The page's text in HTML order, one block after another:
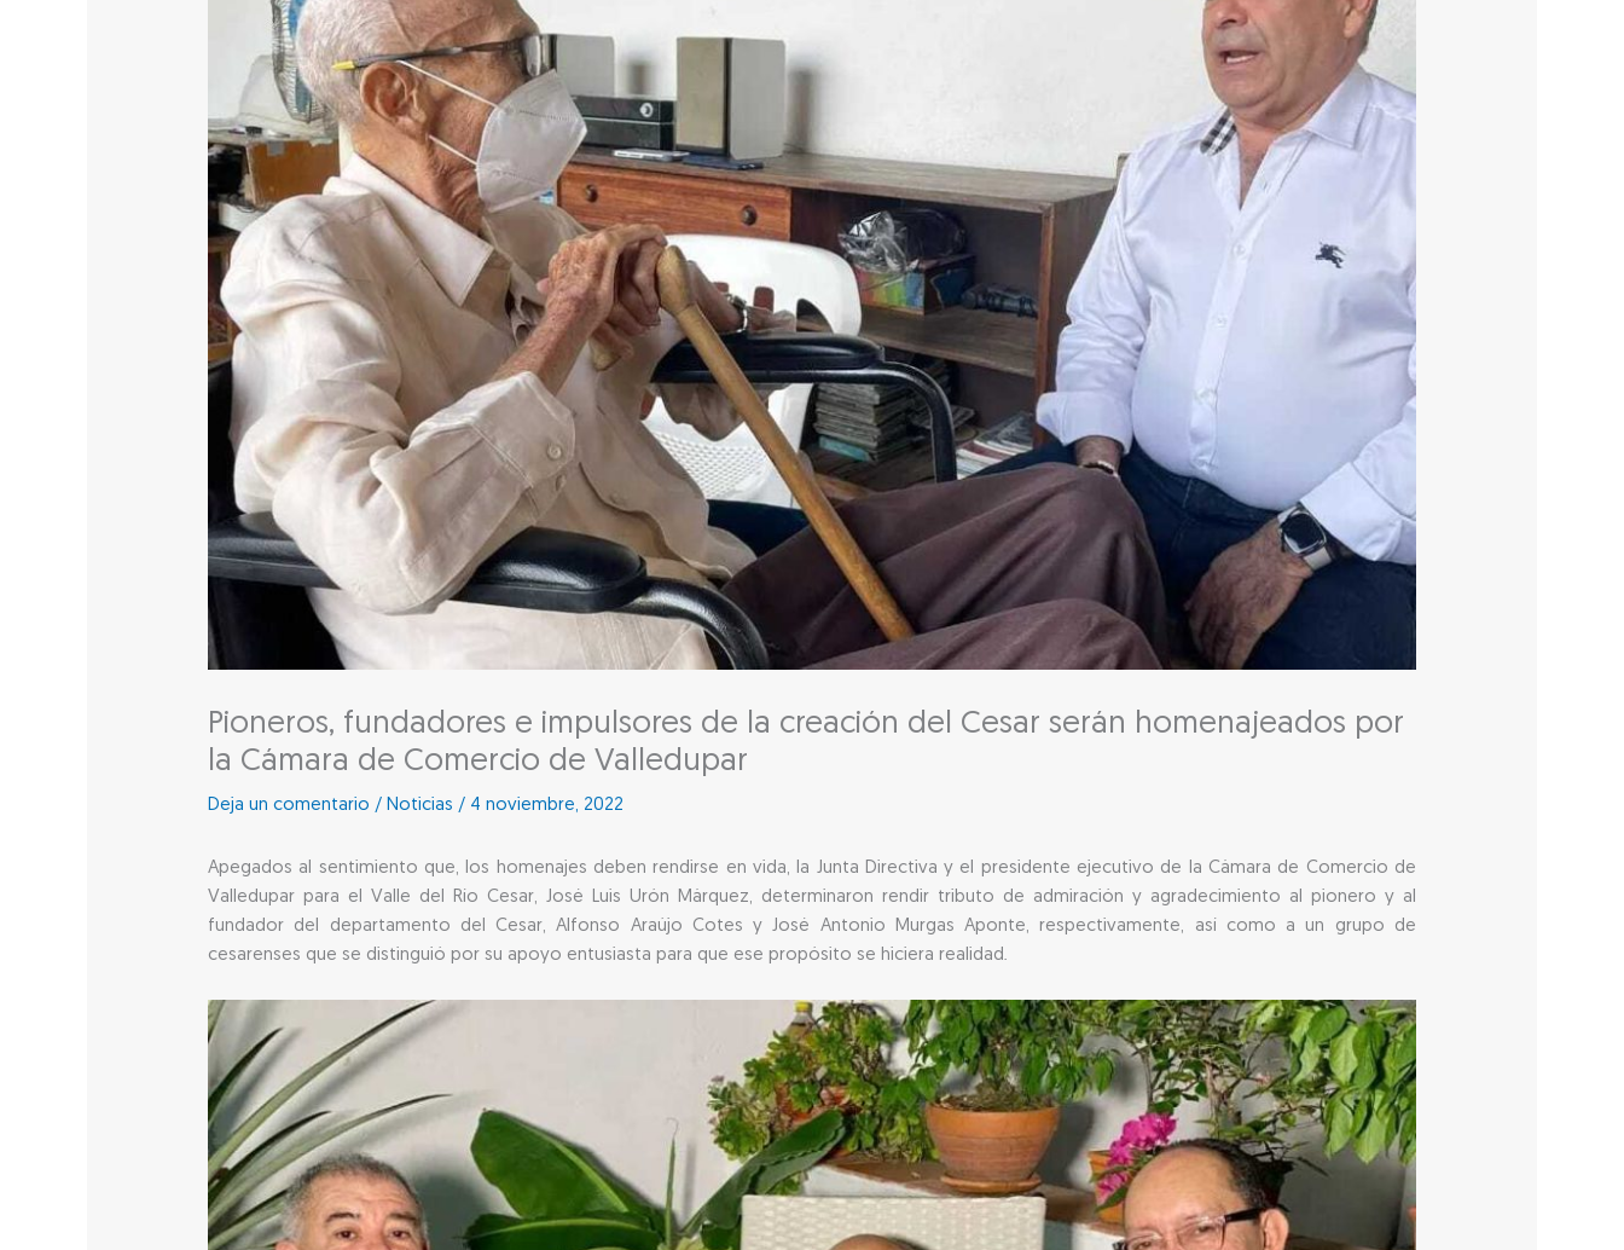
Pioneros, fundadores e impulsores de la creación del Cesar serán homenajeados por
la Cámara de Comercio de Valledupar
Deja un comentario / Noticias / 4 noviembre, 2022
Apegados al sentimiento que, los homenajes deben rendirse en vida, la Junta Directiva y el presidente ejecutivo de la Cámara de Comercio de
Valledupar para el Valle del Río Cesar, José Luis Urón Márquez, determinaron rendir tributo de admiración y agradecimiento al pionero y al
fundador del departamento del Cesar, Alfonso Araújo Cotes y José Antonio Murgas Aponte, respectivamente, así como a un grupo de
cesarenses que se distinguió por su apoyo entusiasta para que ese propósito se hiciera realidad.